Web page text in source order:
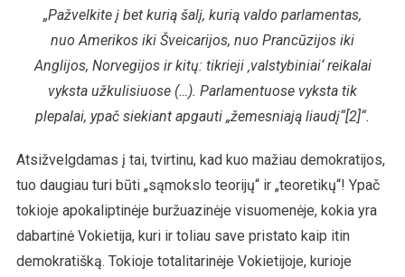
„Pažvelkite į bet kurią šalį, kurią valdo parlamentas,
nuo Amerikos iki Šveicarijos, nuo Prancūzijos iki
Anglijos, Norvegijos ir kitų: tikrieji ‚valstybiniai‘ reikalai
vyksta užkulisiuose (…). Parlamentuose vyksta tik
plepalai, ypač siekiant apgauti „žemesniają liaudį“[2]“.
Atsižvelgdamas į tai, tvirtinu, kad kuo mažiau demokratijos,
tuo daugiau turi būti „sąmokslo teorijų“ ir „teoretikų“! Ypač
tokioje apokaliptinėje buržuazinėje visuomenėje, kokia yra
dabartinė Vokietija, kuri ir toliau save pristato kaip itin
demokratišką. Tokioje totalitarinėje Vokietijoje, kurioje